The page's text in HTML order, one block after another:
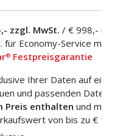
zzgl. MwSt. / € 998,- incl.
für Economy-Service mit
® Festpreisgarantie
Ihrer Daten auf einem
und passenden
Preis enthalten und mit
von bis zu € 160)